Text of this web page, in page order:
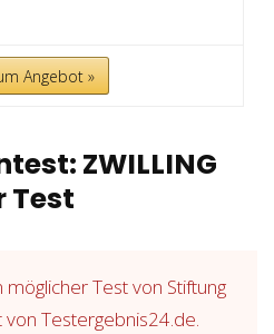
Angebot »
ZWILLING
Test
Test von Stiftung
Testergebnis24.de.